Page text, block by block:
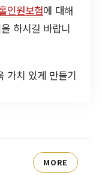
인원보험에 대해
하시길 바랍니
가치 있게 만들기
MORE